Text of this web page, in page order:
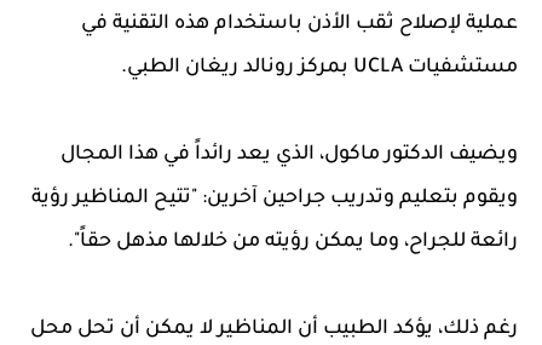
عملية لإصلاح ثقب الأذن باستخدام هذه التقنية في
مستشفيات UCLA بمركز رونالد ريغان الطبي.
ويضيف الدكتور ماكول، الذي يعد رائداً في هذا المجال
ويقوم بتعليم وتدريب جراحين آخرين: "تتيح المناظير رؤية
رائعة للجراح، وما يمكن رؤيته من خلالها مذهل حقاً".
رغم ذلك، يؤكد الطبيب أن المناظير لا يمكن أن تحل محل